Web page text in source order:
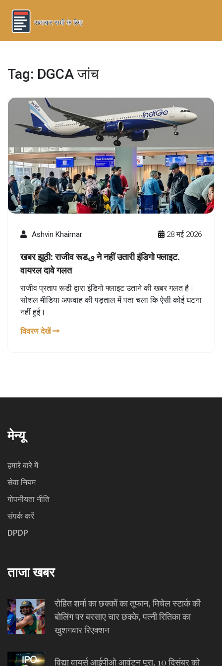
Tag: DGCA जांच
Ashvin Khairnar 28 मई 2026
खबर झूठी: राजीव रूडی ने नहीं उतारी इंडिगो फ्लाइट,
वायरल दावे गलत
राजीव प्रताप रूडी द्वारा इंडिगो फ्लाइट उताने की खबर गलत है।
सोशल मीडिया अफवाह की पड़ताल में पता चला कि ऐसी कोई घटना
नहीं हुई।
विवरण देखें
मेन्यू
हमारे बारे में
सेवा नियम
गोपनीयता नीति
संपर्क करें
DPDP
ताजा खबर
रोहित शर्मा का छक्कों का तूफान, मिचेल स्टार्क की
बोलिंग पर बरसाए चार छक्के, पत्नी रितिका का
खुशगवार रिएक्शन
विद्या वायर्स आईपीओ आवंटन पूरा, 10 दिसंबर को